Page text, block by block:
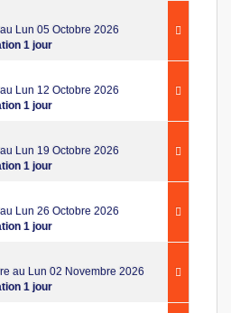
Lun 05 Octobre 2026
1 jour
Lun 12 Octobre 2026
1 jour
Lun 19 Octobre 2026
1 jour
Lun 26 Octobre 2026
1 jour
au Lun 02 Novembre 2026
1 jour